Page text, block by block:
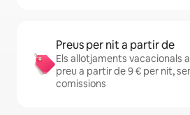
Preus per nit a partir de
Els allotjaments vacacionals
preu a partir de 9 € per nit,
comissions